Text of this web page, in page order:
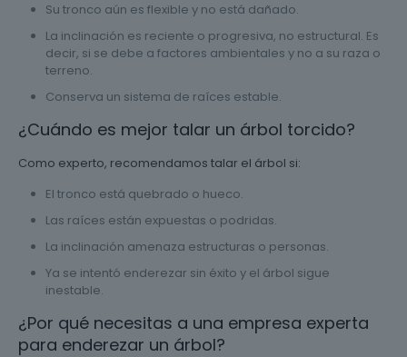
Su tronco aún es flexible y no está dañado.
La inclinación es reciente o progresiva, no estructural. Es
decir, si se debe a factores ambientales y no a su raza o
terreno.
Conserva un sistema de raíces estable.
¿Cuándo es mejor talar un árbol torcido?
Como experto, recomendamos talar el árbol si:
El tronco está quebrado o hueco.
Las raíces están expuestas o podridas.
La inclinación amenaza estructuras o personas.
Ya se intentó enderezar sin éxito y el árbol sigue
inestable.
¿Por qué necesitas a una empresa experta
para enderezar un árbol?